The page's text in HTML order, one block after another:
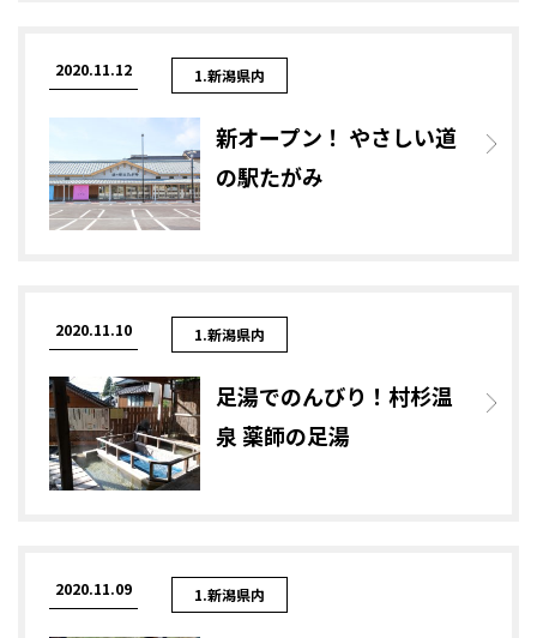
2020.11.12 1.新潟県内
新オープン！ やさしい道
の駅たがみ
2020.11.10 1.新潟県内
足湯でのんびり！村杉温
泉 薬師の足湯
2020.11.09 1.新潟県内